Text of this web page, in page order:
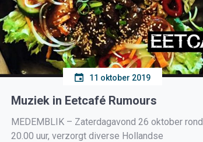
11 oktober 2019
Muziek in Eetcafé Rumours
MEDEMBLIK – Zaterdagavond 26 oktober rond
20.00 uur, verzorgt diverse Hollandse